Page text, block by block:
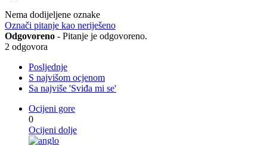
Nema dodijeljene oznake
Označi pitanje kao neriješeno
Odgovoreno - Pitanje je odgovoreno.
2 odgovora
Posljednje
S najvišom ocjenom
Sa najviše 'Sviđa mi se'
Ocijeni gore
0
Ocijeni dolje